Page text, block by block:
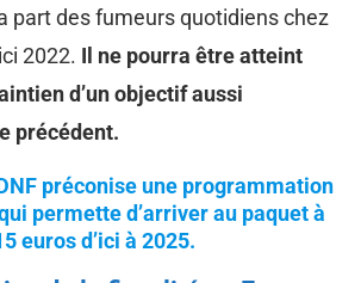
part des fumeurs quotidiens chez
2022. Il ne pourra être atteint
d’un objectif aussi
précédent.
préconise une programmation
permette d’arriver au paquet à
euros d’ici à 2025.